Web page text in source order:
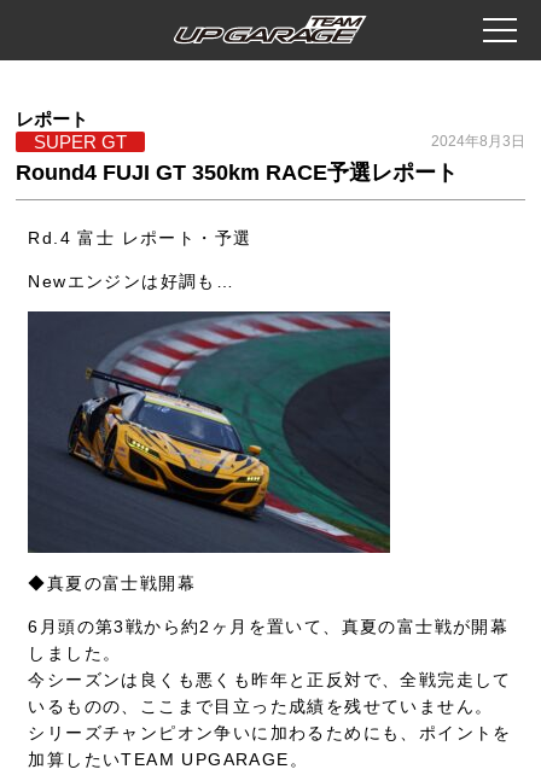
レポート
SUPER GT
Round4 FUJI GT 350km RACE予選レポート
2024年8月3日
Rd.4 富士 レポート・予選
Newエンジンは好調も…
◆真夏の富士戦開幕
6月頭の第3戦から約2ヶ月を置いて、真夏の富士戦が開幕
しました。
今シーズンは良くも悪くも昨年と正反対で、全戦完走して
いるものの、ここまで目立った成績を残せていません。
シリーズチャンピオン争いに加わるためにも、ポイントを
加算したいTEAM UPGARAGE。